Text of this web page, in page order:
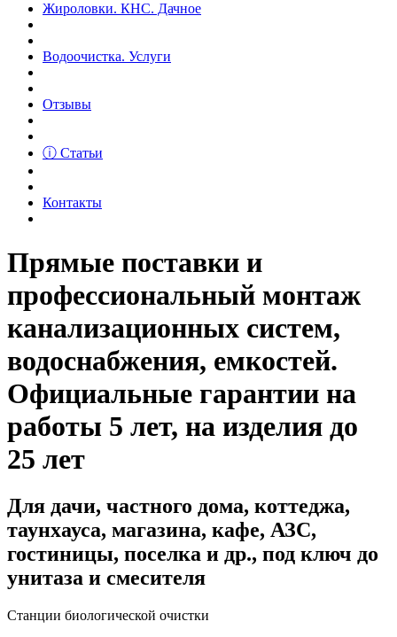
Жироловки. КНС. Дачное
Водоочистка. Услуги
Отзывы
ⓘ Статьи
Контакты
Прямые поставки и
профессиональный монтаж
канализационных систем,
водоснабжения, емкостей.
Официальные гарантии на
работы 5 лет, на изделия до
25 лет
Для дачи, частного дома, коттеджа,
таунхауса, магазина, кафе, АЗС,
гостиницы, поселка и др., под ключ до
унитаза и смесителя
Станции биологической очистки